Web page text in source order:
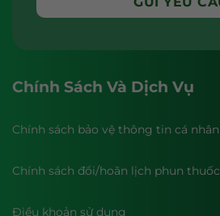
Chính Sách Và Dịch Vụ
Chính sách bảo vệ thông tin cá nhân
Chính sách đổi/hoãn lịch phun thuốc
Điều khoản sử dụng